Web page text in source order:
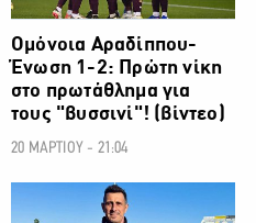
Ομόνοια Αραδίππου-
Ένωση 1-2: Πρώτη νίκη
στο πρωτάθλημα για
τους "βυσσινί"! (βίντεο)
20 ΜΑΡΤΙΟΥ - 21:04
ΠΡΩΤΑΘΛΗΜΑ CYTA